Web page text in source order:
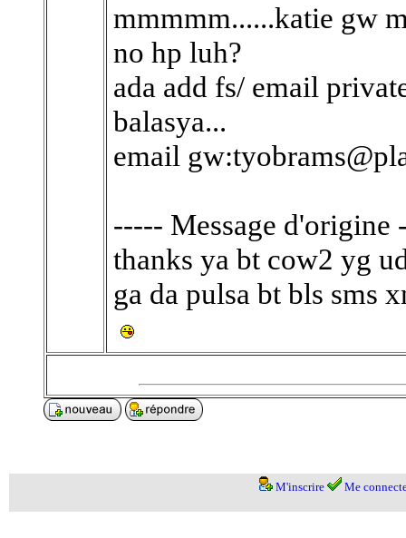
mmmmm......katie gw
no hp luh?
ada add fs/ email
balasya...
email
----- Message d'origine
thanks ya bt cow2 yg
ga da pulsa bt bls sms
M'inscrire Me